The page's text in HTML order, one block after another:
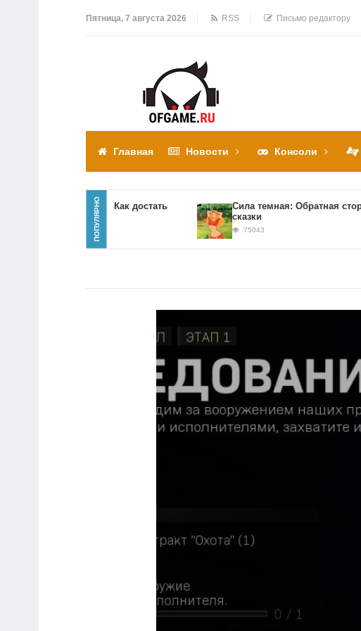
Пятница, 7 августа 2026 RSS Письмо редактору
Главная Новости Консоли
ПОПУЛЯРНО
Прохождение игры Как достать
Сила темная: Обратная сторона
сказки
75043